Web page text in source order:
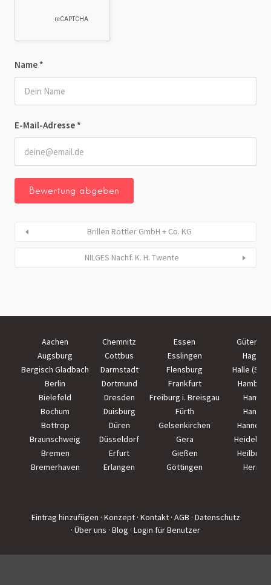
Name *
E-Mail-Adresse *
Brillen Rottler GmbH + Co. KG
NILGES Nachf. K. H. Twente
Aachen Chemnitz Essen
Augsburg
Cottbus Esslingen
Hagen
Bergisch Gladbach
Darmstadt Flensburg
Halle
Berlin
Dortmund Frankfurt
Hamburg
Bielefeld
Dresden Freiburg i. Breisgau
Hamm
Bochum
Duisburg Fürth
Hanau
Bottrop
Düren Gelsenkirchen
Hannover
Braunschweig
Düsseldorf Gera
Bremen
Erfurt Gießen
Heilbronn
Bremerhaven
Erlangen Göttingen Herne
Eintrag hinzufügen · Konzept · Kontakt · AGB · Datenschutz
· Über uns · Blog · Login für Benutzer